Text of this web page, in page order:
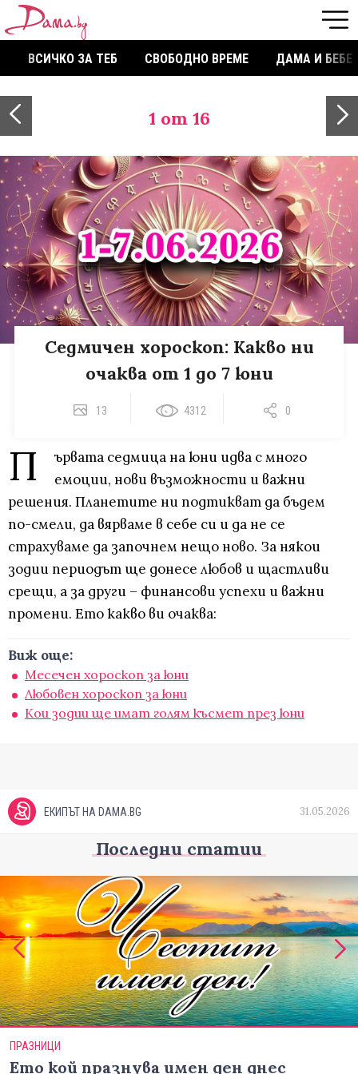
ВСИЧКО ЗА ТЕБ СВОБОДНО ВРЕМЕ ДАМА И БЕБЕ
1 от 16
Седмичен хороскоп: Какво ни
очаква от 1 до 7 юни
13 4312 0
П
ървата седмица на юни идва с много
емоции, нови възможности и важни
решения. Планетите ни подтикват да бъдем
по-смели, да вярваме в себе си и да не се
страхуваме да започнем нещо ново. За някои
зодии периодът ще донесе любов и щастливи
срещи, а за други – финансови успехи и важни
промени. Ето какво ви очаква:
Виж още:
Месечен хороскоп за юни
Любовен хороскоп за юни
Кои зодии ще имат голям късмет през юни
ЕКИПЪТ НА DAMA.BG 31.05.2026
Последни статии
ПРАЗНИЦИ
Ето кой празнува имен ден днес